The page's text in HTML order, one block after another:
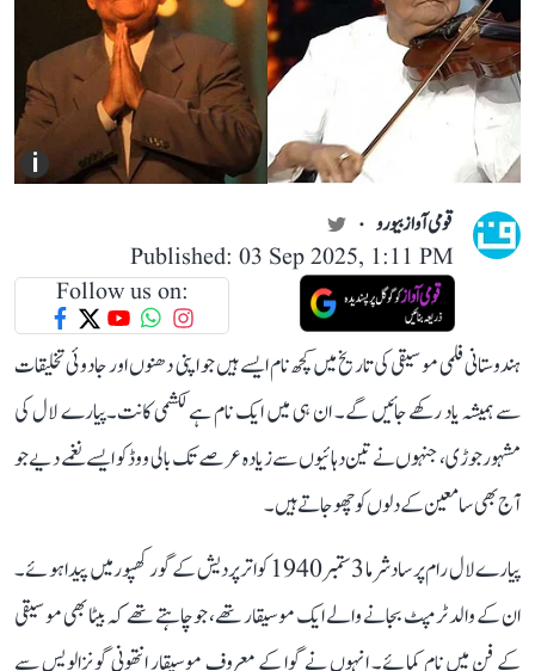
i
قومی آواز بیورو
Published: 03 Sep 2025, 1:11 PM
Follow us on:
ہندوستانی فلمی موسیقی کی تاریخ میں کچھ نام ایسے ہیں جو اپنی دھنوں اور جادوئی تخلیقات
سے ہمیشہ یاد رکھے جائیں گے۔ ان ہی میں ایک نام ہے لکشمی کانت۔پیارے لال کی
مشہور جوڑی، جنہوں نے تین دہائیوں سے زیادہ عرصے تک بالی ووڈ کو ایسے نغمے دیے جو
آج بھی سامعین کے دلوں کو چھو جاتے ہیں۔
پیارے لال رام پرساد شرما 3 ستمبر 1940 کو اتر پردیش کے گورکھپور میں پیدا ہوئے۔
ان کے والد ٹرمپٹ بجانے والے ایک موسیقار تھے، جو چاہتے تھے کہ بیٹا بھی موسیقی
کے فن میں نام کمائے۔ انہوں نے گوا کے معروف موسیقار انتھونی گونزالویس سے